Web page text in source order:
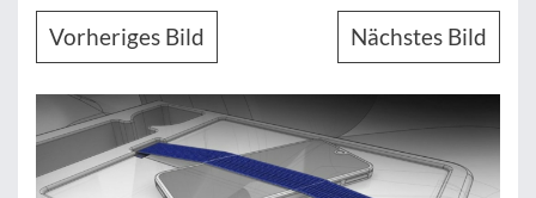
Vorheriges Bild Nächstes Bild